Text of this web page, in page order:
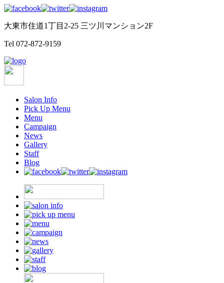
大東市住道1丁目2-25 三ツ川マンション2F
Tel 072-872-9159
Salon Info
Pick Up Menu
Menu
Campaign
News
Gallery
Staff
Blog